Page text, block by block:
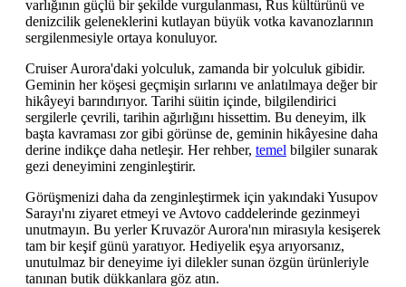
varlığının güçlü bir şekilde vurgulanması, Rus kültürünü ve
denizcilik geleneklerini kutlayan büyük votka kavanozlarının
sergilenmesiyle ortaya konuluyor.
Cruiser Aurora'daki yolculuk, zamanda bir yolculuk gibidir.
Geminin her köşesi geçmişin sırlarını ve anlatılmaya değer bir
hikâyeyi barındırıyor. Tarihi süitin içinde, bilgilendirici
sergilerle çevrili, tarihin ağırlığını hissettim. Bu deneyim, ilk
başta kavraması zor gibi görünse de, geminin hikâyesine daha
derine indikçe daha netleşir. Her rehber, temel bilgiler sunarak
gezi deneyimini zenginleştirir.
Görüşmenizi daha da zenginleştirmek için yakındaki Yusupov
Sarayı'nı ziyaret etmeyi ve Avtovo caddelerinde gezinmeyi
unutmayın. Bu yerler Kruvazör Aurora'nın mirasıyla kesişerek
tam bir keşif günü yaratıyor. Hediyelik eşya arıyorsanız,
unutulmaz bir deneyime iyi dilekler sunan özgün ürünleriyle
tanınan butik dükkanlara göz atın.